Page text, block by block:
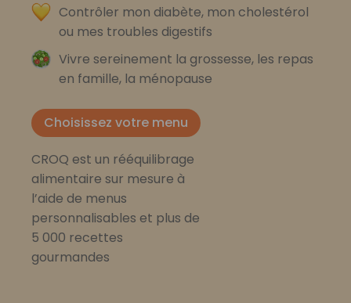
Contrôler mon diabète, mon cholestérol
ou mes troubles digestifs
Vivre sereinement la grossesse, les repas
en famille, la ménopause
Choisissez votre menu
CROQ est un rééquilibrage
alimentaire sur mesure à
l’aide de menus
personnalisables et plus de
5 000 recettes
gourmandes